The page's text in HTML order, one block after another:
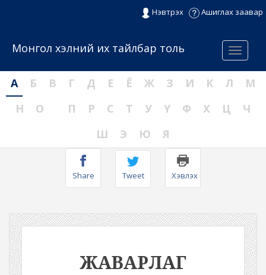
Нэвтрэх Ашиглах заавар
Menu
Монгол хэлний их тайлбар толь
А Б В Г Д Е Ё Ж З И К Л
М
Н
О П Р С Т У Ү Ф Х Ц
Ч
Ш
Э Ю Я
Share Tweet Хэвлэх
ЖАВАРЛАГ